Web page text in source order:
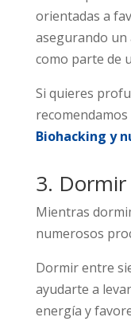
orientadas a
asegurando
como parte de
Si quieres
Biohacking y
3.
Mientras
numerosos
Dormir entre
ayudarte a
energía y